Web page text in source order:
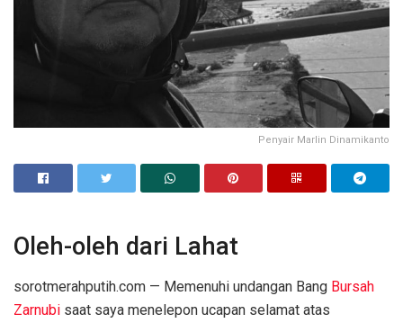
Penyair Marlin Dinamikanto
Oleh-oleh dari Lahat
sorotmerahputih.com — Memenuhi undangan Bang Bursah
Zarnubi saat saya menelepon ucapan selamat atas